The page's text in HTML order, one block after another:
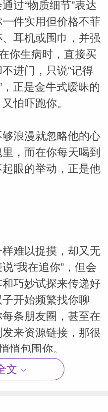
过“物质细节”表达
件实用但价格不菲
耳机或围巾，并强
你生病时，直接买
进门，只说“记得
，正是金牛式暧昧的
怕吓跑你。
浪漫就忽略他的心
，而在你每天喝到
眼的举动，正是他
难以捉摸，却又无
“我在追你”，但会
巧妙试探来传递好
开始频繁找你聊
条朋友圈，甚至在
来资源链接，那很
悄包围你。
“持续性关注”里。
文